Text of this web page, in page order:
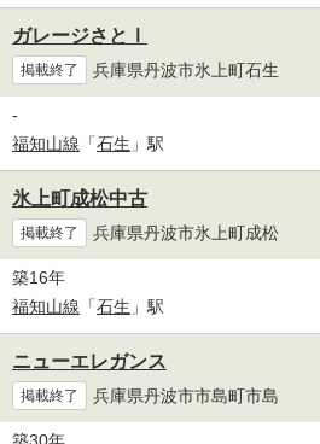
ガレージさとⅠ
掲載終了 兵庫県丹波市氷上町石生
-
福知山線 「石生 」駅
氷上町成松中古
掲載終了 兵庫県丹波市氷上町成松
築16年
福知山線 「石生 」駅
ニューエレガンス
掲載終了 兵庫県丹波市市島町市島